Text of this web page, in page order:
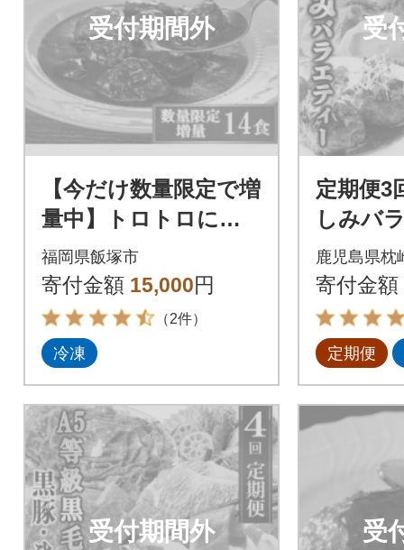
受付期間外
【今だけ数量限定で増
量中】トロトロに煮
込んだ牛肉入り「ビー
フシチュー」(14食)
福岡県飯塚市
寄付金額 15,000円
（2件）
冷凍
受
定期便
しみバ
ット(薩
豚・さ
ぐろ
鹿児島県枕
寄付金額
定期便
受付期間外 受